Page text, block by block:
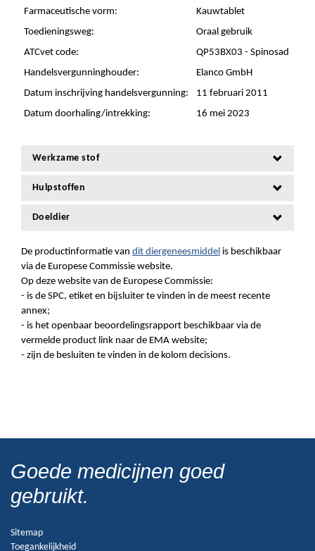
Farmaceutische vorm:
Kauwtablet
Toedieningsweg:
Oraal gebruik
ATCvet code:
QP53BX03 - Spinosad
Handelsvergunninghouder:
Elanco GmbH
Datum inschrijving handelsvergunning:
11 februari 2011
Datum doorhaling/intrekking:
16 mei 2023
Werkzame stof
Hulpstoffen
Doeldier
De productinformatie van dit diergeneesmiddel is beschikbaar
via de Europese Commissie website.
Op deze website van de Europese Commissie:
- is de SPC, etiket en bijsluiter te vinden in de meest recente
annex;
- is het openbaar beoordelingsrapport beschikbaar via de
vermelde product link naar de EMA website;
- zijn de besluiten te vinden in de kolom decisions.
Goede medicijnen goed
gebruikt.
Sitemap
Toegankelijkheid